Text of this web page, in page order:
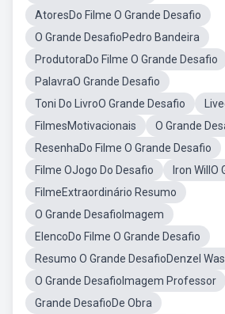
AtoresDo Filme O Grande Desafio
O Grande DesafioPedro Bandeira
ProdutoraDo Filme O Grande Desafio
PalavraO Grande Desafio
Toni Do LivroO Grande Desafio
FilmesMotivacionais
O Grande
ResenhaDo Filme O Grande Desafio
Filme OJogo Do Desafio
Iron WillO
FilmeExtraordinário Resumo
O Grande DesafioImagem
ElencoDo Filme O Grande Desafio
Resumo O Grande DesafioDenzel
O Grande DesafioImagem Professor
Grande DesafioDe Obra